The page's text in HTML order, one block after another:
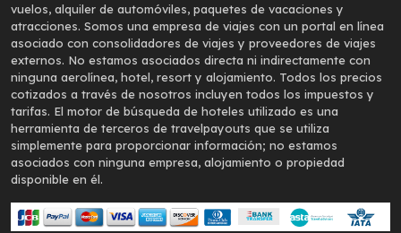
vuelos, alquiler de automóviles, paquetes de vacaciones y
atracciones. Somos una empresa de viajes con un portal en línea
asociado con consolidadores de viajes y proveedores de viajes
externos. No estamos asociados directa ni indirectamente con
ninguna aerolínea, hotel, resort y alojamiento. Todos los precios
cotizados a través de nosotros incluyen todos los impuestos y
tarifas. El motor de búsqueda de hoteles utilizado es una
herramienta de terceros de travelpayouts que se utiliza
simplemente para proporcionar información; no estamos
asociados con ninguna empresa, alojamiento o propiedad
disponible en él.